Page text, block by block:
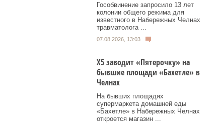
Гособвинение запросило 13 лет
колонии общего режима для
известного в Набережных Челнах
травматолога ...
07.08.2026, 13:03
Х5 заводит «Пятерочку» на
бывшие площади «Бахетле» в
Челнах
На бывших площадях
супермаркета домашней еды
«Бахетле» в Набережных Челнах
откроется магазин ...